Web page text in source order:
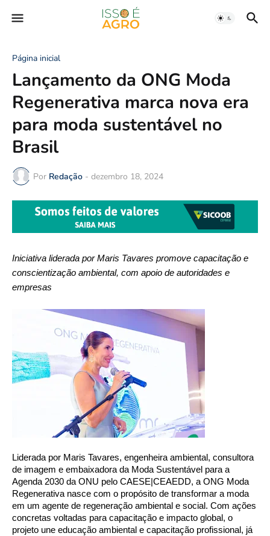
Página inicial
Lançamento da ONG Moda
Regenerativa marca nova era
para moda sustentável no
Brasil
Por Redação - dezembro 18, 2024
Iniciativa liderada por Maris Tavares promove capacitação e
conscientização ambiental, com apoio de autoridades e
empresas
Liderada por Maris Tavares, engenheira ambiental, consultora
de imagem e embaixadora da Moda Sustentável para a
Agenda 2030 da ONU pelo CAESE|CEAEDD, a ONG Moda
Regenerativa nasce com o propósito de transformar a moda
em um agente de regeneração ambiental e social. Com ações
concretas voltadas para capacitação e impacto global, o
projeto une educação ambiental e capacitação profissional, já